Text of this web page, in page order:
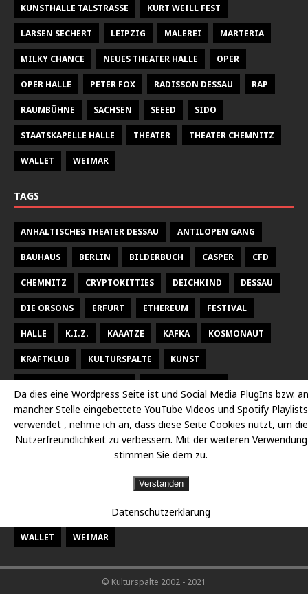
KUNSTHALLE TALSTRASSE KURT WEILL FEST
LARSEN SECHERT LEIPZIG MALEREI MARTERIA
MILKY CHANCE NEUES THEATER HALLE OPER
OPER HALLE PETER FOX RADISSON DESSAU RAP
RAUMBÜHNE SACHSEN SEEED SIDO
STAATSKAPELLE HALLE THEATER THEATER CHEMNITZ
WALLET WEIMAR
TAGS
ANHALTISCHES THEATER DESSAU ANTILOPEN GANG
BAUHAUS BERLIN BILDERBUCH CASPER CFD
CHEMNITZ CRYPTOKITTIES DEICHKIND DESSAU
DIE ORSONS ERFURT ETHEREUM FESTIVAL
HALLE K.I.Z. KAAATZE KAFKA KOSMONAUT
KRAFTKLUB KULTURSPALTE KUNST
LARSEN SECHERT LEIPZIG MALEREI MARTERIA
MILKY CHANCE NEUES THEATER HALLE OPER
PETER FOX RADISSON DESSAU
SEEED
STAATSKAPELLE HALLE THEATER THEATER CHEMNITZ
WALLET WEIMAR
© Kulturspalte 2002 - 2021
Da dies eine Wordpress Seite ist und Social Media PlugIns bzw. an
mancher Stelle eingebettete YouTube Videos und Spotify Playlists
verwendet , nehme ich an, dass diese Seite Cookies nutzt, um die
Nutzerfreundlichkeit zu verbessern. Mit der weiteren Verwendung
stimmen Sie dem zu.
Verstanden
Datenschutzerklärung